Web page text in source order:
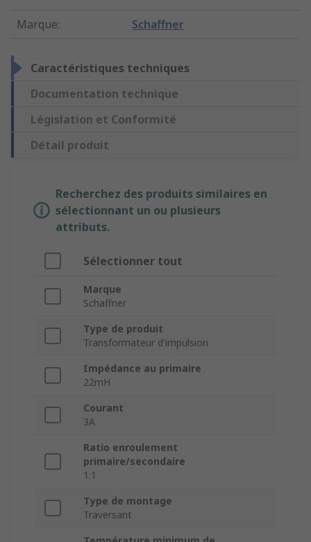
Marque: Schaffner
Caractéristiques techniques
Documentation technique
Législation et Conformité
Détail produit
Recherchez des produits similaires en
sélectionnant un ou plusieurs
attributs.
Sélectionner tout
Marque
Schaffner
Type de produit
Transformateur d'impulsion
Impédance au primaire
22mH
Courant
3A
Ratio enroulement
primaire/secondaire
1:1
Type de montage
Traversant